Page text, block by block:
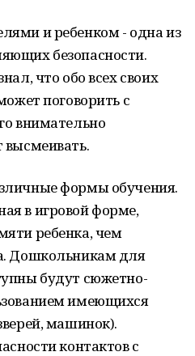
и ребенком - одна из
безопасности.
что обо всех своих
поговорить с
внимательно
формы обучения.
в игровой форме,
ребенка, чем
Дошкольникам для
будут сюжетно-
имеющихся
машинок).
контактов с